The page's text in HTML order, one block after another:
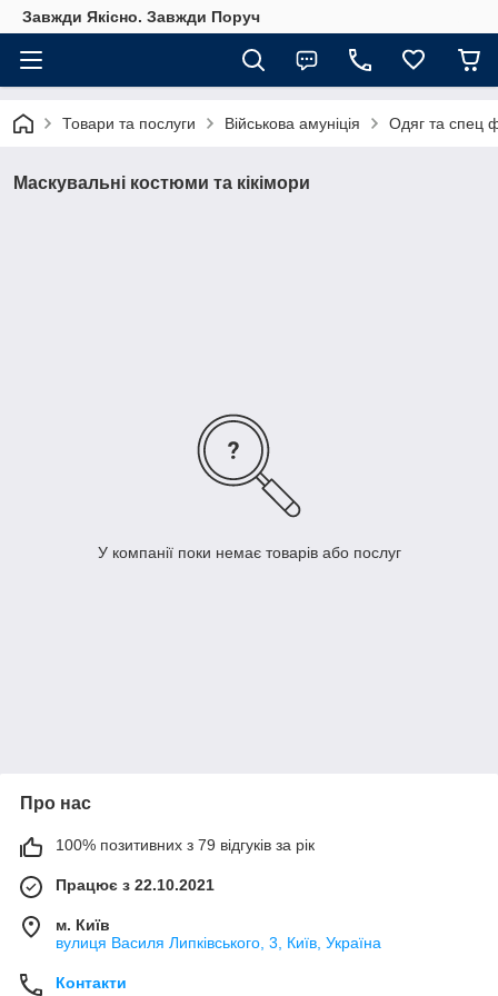
Завжди Якісно. Завжди Поруч
Товари та послуги Військова амуніція Одяг та спец
Маскувальні костюми та кікімори
У компанії поки немає товарів або послуг
Про нас
100% позитивних з 79 відгуків за рік
Працює з 22.10.2021
м. Київ
вулиця Василя Липківського, 3, Київ, Україна
Контакти